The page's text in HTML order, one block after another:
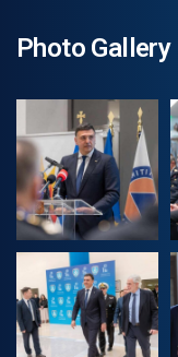
Photo Gallery